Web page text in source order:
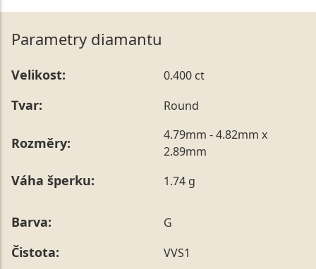
Parametry diamantu
Velikost: 0.400 ct
Tvar: Round
Rozměry:
4.79mm - 4.82mm x
2.89mm
Váha šperku: 1.74 g
Barva: G
Čistota: VVS1